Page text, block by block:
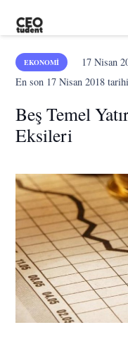
EKONOMI 17 Nisan
En son 17 Nisan 2018
Beş Temel
Eksileri